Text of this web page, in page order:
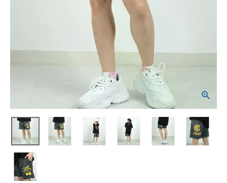
お問い合わせ
プライバシーポリシー